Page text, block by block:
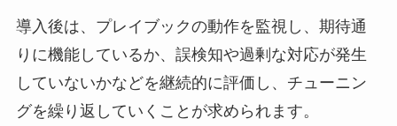
導入後は、プレイブックの動作を監視し、期待通
りに機能しているか、誤検知や過剰な対応が発生
していないかなどを継続的に評価し、チューニン
グを繰り返していくことが求められます。